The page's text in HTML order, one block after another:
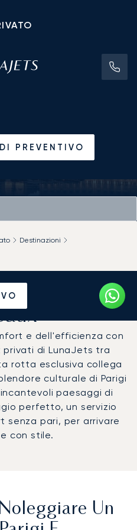
PREVENTIVO
Destinazioni
Privato da
e dell'efficienza con
privati di LunaJets tra
rotta esclusiva collega
culturale di Parigi
paesaggi di
perfetto, un servizio
senza pari, per arrivare
con stile.
Un